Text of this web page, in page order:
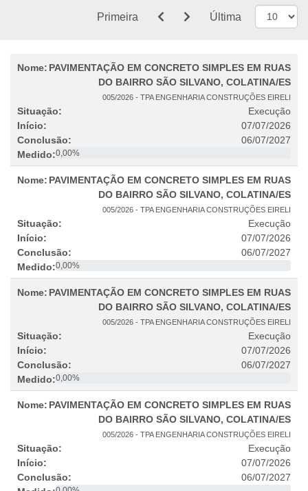
Primeira
Última
Objeto Situação Início Conclusão Percentual
PAVIMENTAÇÃO EM CONCRETO SIMPLES EM RUAS
DO BAIRRO SÃO SILVANO, COLATINA/ES
005/2026 - TPA ENGENHARIA CONSTRUÇÕES EIRELI
Execução
07/07/2026
06/07/2027
0,00%
PAVIMENTAÇÃO EM CONCRETO SIMPLES EM RUAS
DO BAIRRO SÃO SILVANO, COLATINA/ES
005/2026 - TPA ENGENHARIA CONSTRUÇÕES EIRELI
Execução
07/07/2026
06/07/2027
0,00%
PAVIMENTAÇÃO EM CONCRETO SIMPLES EM RUAS
DO BAIRRO SÃO SILVANO, COLATINA/ES
005/2026 - TPA ENGENHARIA CONSTRUÇÕES EIRELI
Execução
07/07/2026
06/07/2027
0,00%
PAVIMENTAÇÃO EM CONCRETO SIMPLES EM RUAS
DO BAIRRO SÃO SILVANO, COLATINA/ES
005/2026 - TPA ENGENHARIA CONSTRUÇÕES EIRELI
Execução
07/07/2026
06/07/2027